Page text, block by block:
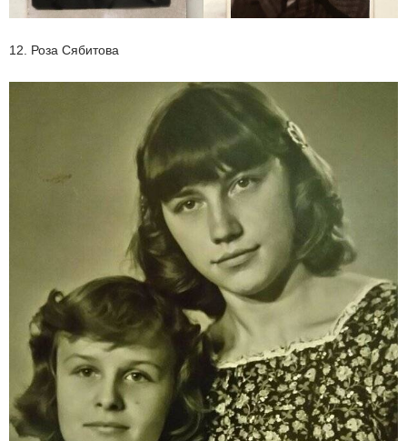
12. Роза Сябитова